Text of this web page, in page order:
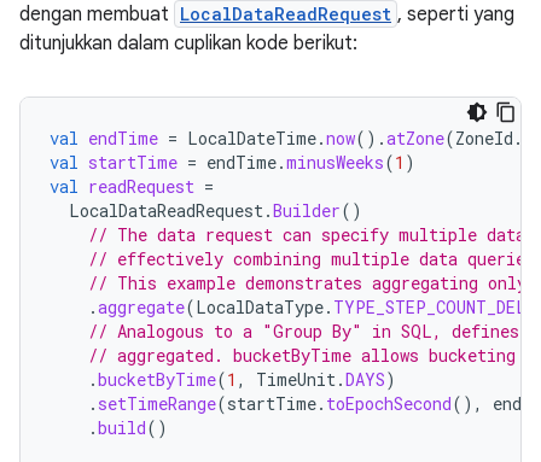
dengan membuat LocalDataReadRequest , seperti yang
ditunjukkan dalam cuplikan kode berikut:
val endTime = LocalDateTime.now().atZone(ZoneId .
val startTime = endTime.minusWeeks(1 )
val readRequest =
LocalDataReadRequest.Builder()
// The data request can specify multiple data
// effectively combining multiple data
// This example demonstrates aggregating only
.aggregate(LocalDataType.
// Analogous to a "Group By" in SQL, defines
// aggregated. bucketByTime allows bucketing
.bucketByTime(1 , TimeUnit.DAYS)
. setTimeRange(startTime. toEpochSecond(),
.build()